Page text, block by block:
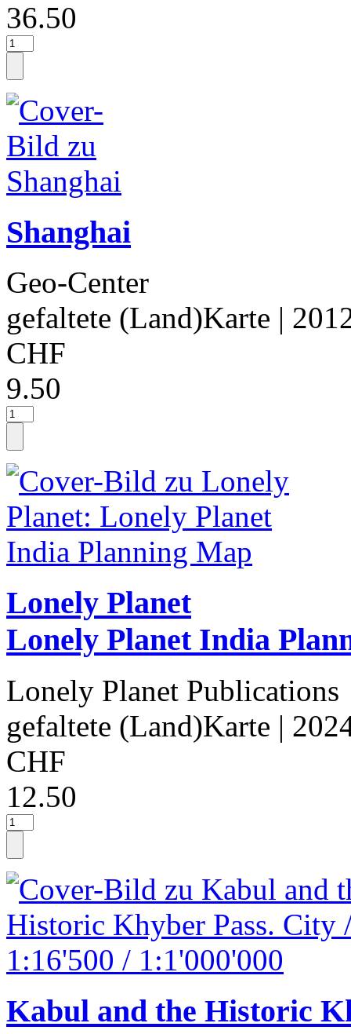
36.50
Shanghai
Geo-Center
gefaltete (Land)Karte |
CHF
9.50
Lonely Planet
Lonely Planet India
Lonely Planet Publications
gefaltete (Land)Karte |
CHF
12.50
Kabul and the Historic